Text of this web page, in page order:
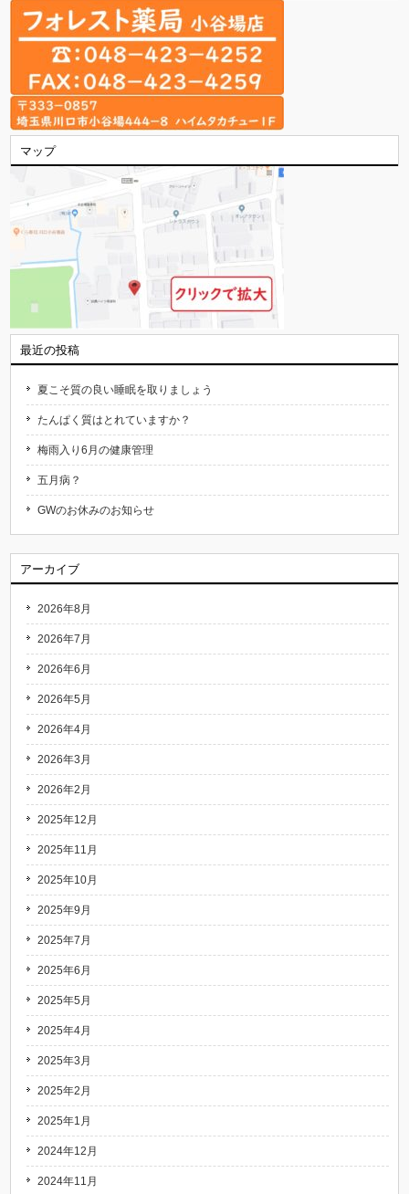
マップ
最近の投稿
夏こそ質の良い睡眠を取りましょう
たんぱく質はとれていますか？
梅雨入り6月の健康管理
五月病？
GWのお休みのお知らせ
アーカイブ
2026年8月
2026年7月
2026年6月
2026年5月
2026年4月
2026年3月
2026年2月
2025年12月
2025年11月
2025年10月
2025年9月
2025年7月
2025年6月
2025年5月
2025年4月
2025年3月
2025年2月
2025年1月
2024年12月
2024年11月